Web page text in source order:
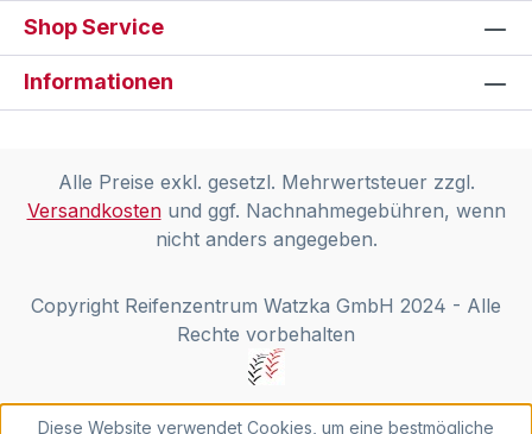
Shop Service
Informationen
Alle Preise exkl. gesetzl. Mehrwertsteuer zzgl.
Versandkostenund ggf. Nachnahmegebühren, wenn
nicht anders angegeben.
Copyright Reifenzentrum Watzka GmbH 2024 - Alle
Rechte vorbehalten
Diese Website verwendet Cookies, um eine bestmögliche